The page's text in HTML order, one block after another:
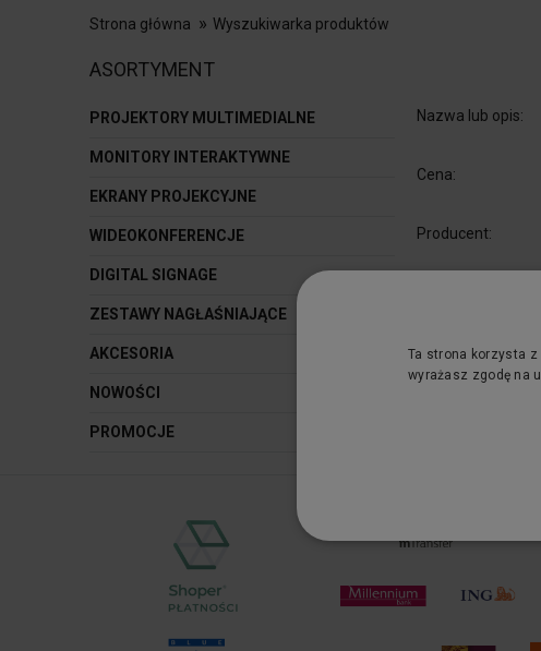
Strona główna » Wyszukiwarka produktów
ASORTYMENT
PROJEKTORY MULTIMEDIALNE
MONITORY INTERAKTYWNE
EKRANY PROJEKCYJNE
WIDEOKONFERENCJE
DIGITAL SIGNAGE
ZESTAWY NAGŁAŚNIAJĄCE
AKCESORIA
NOWOŚCI
PROMOCJE
Nazwa lub opis:
Cena:
Producent:
Ta strona korzysta
wyrażasz zgodę na